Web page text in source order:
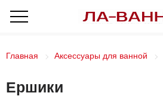
Главная Аксессуары для ванной
Ершики